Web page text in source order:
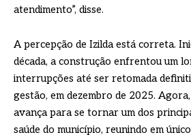
atendimento”, disse.
A percepção de Izilda está correta.
década, a construção enfrentou um
interrupções até ser retomada
gestão, em dezembro de 2025.
avança para se tornar um dos
saúde do município, reunindo em